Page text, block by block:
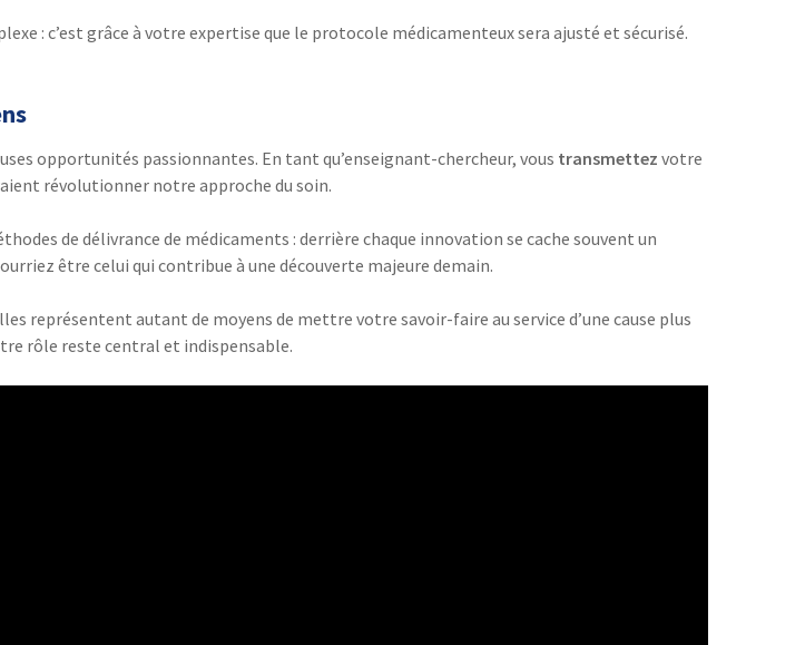
: c’est grâce à votre expertise que le protocole médicamenteux sera ajusté et sécurisé.
opportunités passionnantes. En tant qu’enseignant-chercheur, vous transmettez votre
révolutionner notre approche du soin.
de délivrance de médicaments : derrière chaque innovation se cache souvent un
être celui qui contribue à une découverte majeure demain.
représentent autant de moyens de mettre votre savoir-faire au service d’une cause plus
rôle reste central et indispensable.